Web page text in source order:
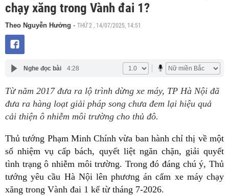
chạy xăng trong Vành đai 1?
Theo Nguyễn Hưởng - THỨ 2 , 14/07/2025, 14:51
Nghe đọc bài 4:28
Từ năm 2017 đưa ra lộ trình dừng xe máy, TP Hà Nội đã
đưa ra hàng loạt giải pháp song chưa đem lại hiệu quả
cải thiện ô nhiễm môi trường cho thủ đô.
Thủ tướng Phạm Minh Chính vừa ban hành chỉ thị về một
số nhiệm vụ cấp bách, quyết liệt ngăn chặn, giải quyết
tình trạng ô nhiễm môi trường. Trong đó đáng chú ý, Thủ
tướng yêu cầu Hà Nội lên phương án cấm xe máy chạy
xăng trong Vành đai 1 kể từ tháng 7-2026.